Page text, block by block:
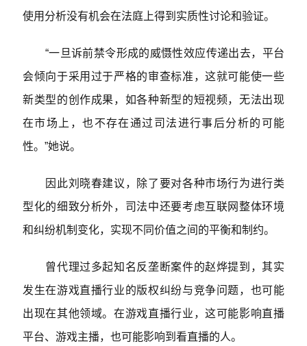
使用分析没有机会在法庭上得到实质性讨论和验证。
“一旦诉前禁令形成的威慑性效应传递出去，平台
会倾向于采用过于严格的审查标准，这就可能使一些
新类型的创作成果，如各种新型的短视频，无法出现
在市场上，也不存在通过司法进行事后分析的可能
性。”她说。
因此刘晓春建议，除了要对各种市场行为进行类
型化的细致分析外，司法中还要考虑互联网整体环境
和纠纷机制变化，实现不同价值之间的平衡和制约。
曾代理过多起知名反垄断案件的赵烨提到，其实
发生在游戏直播行业的版权纠纷与竞争问题，也可能
出现在其他领域。在游戏直播行业，这可能影响直播
平台、游戏主播，也可能影响到看直播的人。